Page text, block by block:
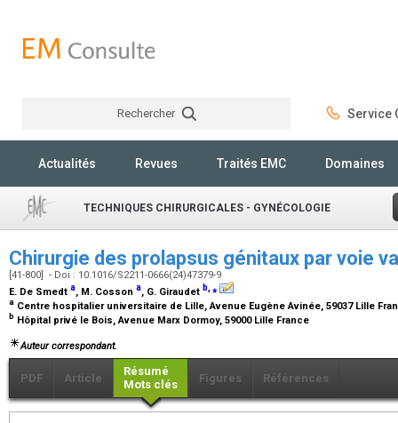
Rechercher Service
Actualités Revues Traités EMC Domaines
TECHNIQUES CHIRURGICALES - GYNÉCOLOGIE
Chirurgie des prolapsus génitaux par voie
[41-800] - Doi : 10.1016/S2211-0666(24)47379-9
E. De Smedt a, M. Cosson a, G. Giraudet b,⁎
a Centre hospitalier universitaire de Lille, Avenue Eugène Avinée, 59037 Lille
b Hôpital privé le Bois, Avenue Marx Dormoy, 59000 Lille France
Auteur correspondant.
PDF Article
Résumé
Mots clés
Figures Références